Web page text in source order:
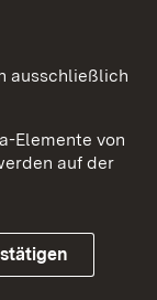
ausschließlich
Elemente von
auf der